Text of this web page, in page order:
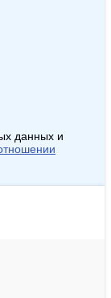
данных и